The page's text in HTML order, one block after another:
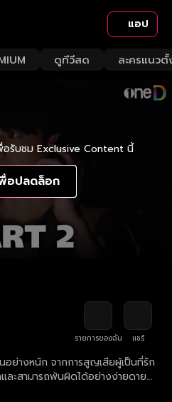
แอป
ดูทีวีสด ละครแนวตั้
อรับชม Exclusive Content นี้
อปลดล็อก
รายการของฉัน
แชร์
ย่างหนัก จากการสูญเสียผู้เป็นที่รัก
ะสามารถพ้นผิดได้อย่างง่ายดาย
นเขาได้พบกับบุคคลปริศนาที่ได้มอบ